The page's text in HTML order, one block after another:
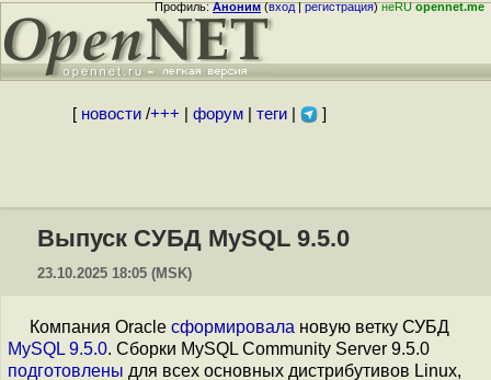
Профиль:Аноним(вход|регистрация)неRUopennet.me
[ новости/+++ форум| теги| ]
Выпуск СУБД MySQL 9.5.0
23.10.2025 18:05 (MSK)
Компания Oracle сформировала новую ветку СУБД
MySQL 9.5.0. Сборки MySQL Community Server 9.5.0
подготовлены для всех основных дистрибутивов Linux,